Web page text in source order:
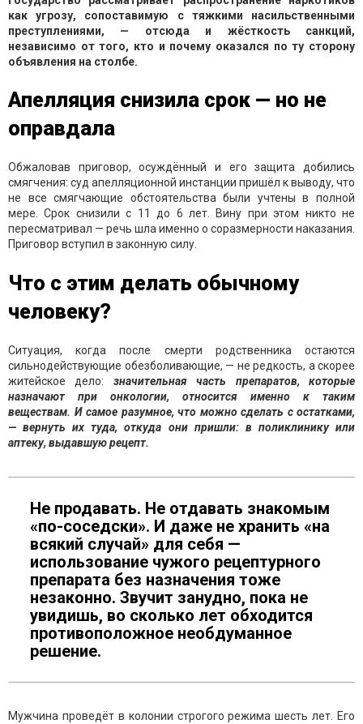
как угрозу, сопоставимую с тяжкими насильственными
преступлениями, — отсюда и жёсткость санкций,
независимо от того, кто и почему оказался по ту сторону
объявления на столбе.
Апелляция снизила срок — но не
оправдала
Обжаловав приговор, осуждённый и его защита добились
смягчения: суд апелляционной инстанции пришёл к выводу, что
не все смягчающие обстоятельства были учтены в полной
мере. Срок снизили с 11 до 6 лет. Вину при этом никто не
пересматривал — речь шла именно о соразмерности наказания.
Приговор вступил в законную силу.
Что с этим делать обычному
человеку?
Ситуация, когда после смерти родственника остаются
сильнодействующие обезболивающие, — не редкость, а скорее
житейское дело: значительная часть препаратов, которые
назначают при онкологии, относится именно к таким
веществам. И самое разумное, что можно сделать с остатками,
— вернуть их туда, откуда они пришли: в поликлинику или
аптеку, выдавшую рецепт.
Не продавать. Не отдавать знакомым
«по-соседски». И даже не хранить «на
всякий случай» для себя —
использование чужого рецептурного
препарата без назначения тоже
незаконно. Звучит занудно, пока не
увидишь, во сколько лет обходится
противоположное необдуманное
решение.
Мужчина проведёт в колонии строгого режима шесть лет. Его